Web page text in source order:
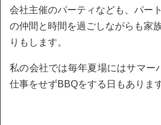
会社主催のパーティなども、パー
の仲間と時間を過ごしながらも家
りもします。
私の会社では毎年夏場にはサマー
仕事をせずBBQをする日もあります